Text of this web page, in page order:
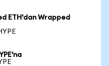
ETH'dan Wrapped